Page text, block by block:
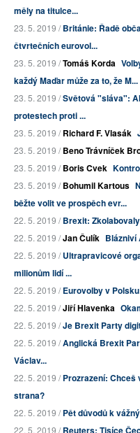
měly na titulce...
23. 5. 2019 /Británie: Řadě
čtvrtečních eurovol...
23. 5. 2019 /Tomáš Korda
každý Maďar může za to, že M...
23. 5. 2019 /Světová "sláva":
protestech proti ...
23. 5. 2019 /Richard F. Vlasák
23. 5. 2019 /Beno Trávníček
23. 5. 2019 /Boris Cvek
23. 5. 2019 /Bohumil Kartous
běžte volit ve prospěch evr...
22. 5. 2019 /Brexit:
22. 5. 2019 /Jan Čulík Blázniví
22. 5. 2019 /Ultrapravicové
milionům lidí ...
22. 5. 2019 /Eurovolby v
22. 5. 2019 /Jiří Hlavenka
22. 5. 2019 /Je Brexit Party
22. 5. 2019 /Anglická Brexit
Václav...
22. 5. 2019 /Prozrazení:
strana?
22. 5. 2019 /Pět důvodů k
22. 5. 2019 /Reuters: Tisíce